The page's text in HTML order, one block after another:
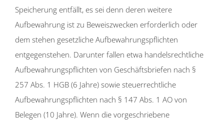
Speicherung entfällt, es sei denn deren weitere
Aufbewahrung ist zu Beweiszwecken erforderlich oder
dem stehen gesetzliche Aufbewahrungspflichten
entgegenstehen. Darunter fallen etwa handelsrechtliche
Aufbewahrungspflichten von Geschäftsbriefen nach §
257 Abs. 1 HGB (6 Jahre) sowie steuerrechtliche
Aufbewahrungspflichten nach § 147 Abs. 1 AO von
Belegen (10 Jahre). Wenn die vorgeschriebene